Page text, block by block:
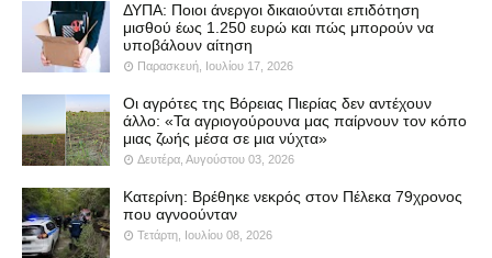
ΔΥΠΑ: Ποιοι άνεργοι δικαιούνται επιδότηση
μισθού έως 1.250 ευρώ και πώς μπορούν να
υποβάλουν αίτηση
Παρασκευή, Ιουλίου 17, 2026
Οι αγρότες της Βόρειας Πιερίας δεν αντέχουν
άλλο: «Τα αγριογούρουνα μας παίρνουν τον κόπο
μιας ζωής μέσα σε μια νύχτα»
Δευτέρα, Αυγούστου 03, 2026
Κατερίνη: Βρέθηκε νεκρός στον Πέλεκα 79χρονος
που αγνοούνταν
Τετάρτη, Ιουλίου 08, 2026